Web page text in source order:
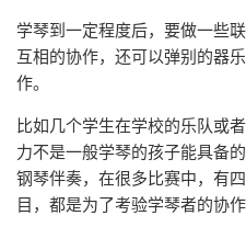
学琴到一定程度后，要做一些
互相的协作，还可以弹别的器
作。
比如几个学生在学校的乐队或
力不是一般学琴的孩子能具备
钢琴伴奏，在很多比赛中，有
目，都是为了考验学琴者的协作